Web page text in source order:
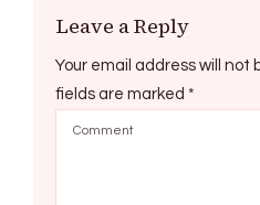
Leave a Reply
Your email address will not
fields are marked *